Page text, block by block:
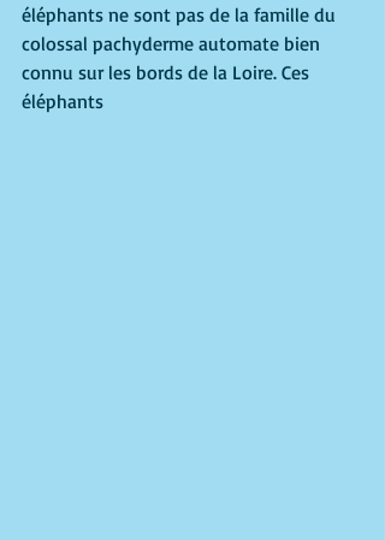
éléphants ne sont pas de la famille du
colossal pachyderme automate bien
connu sur les bords de la Loire. Ces
éléphants